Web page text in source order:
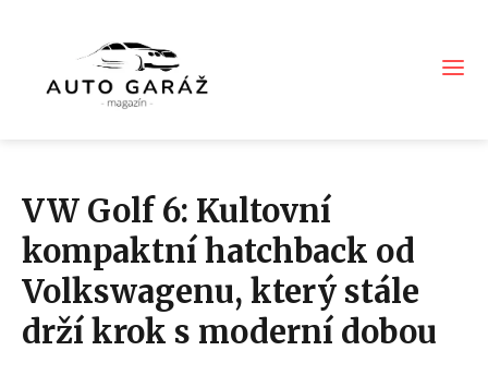
VW Golf 6: Kultovní
kompaktní hatchback od
Volkswagenu, který stále
drží krok s moderní dobou